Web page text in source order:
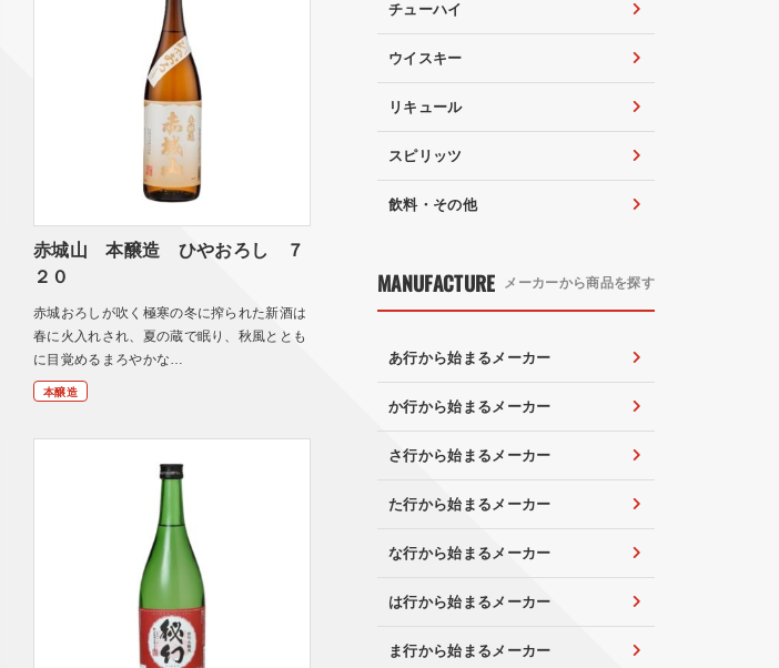
赤城山 本醸造 ひやおろし ７
２０
赤城おろしが吹く極寒の冬に搾られた新酒は
春に火入れされ、夏の蔵で眠り、秋風ととも
に目覚めるまろやかな…
本醸造
チューハイ
ウイスキー
リキュール
スピリッツ
飲料・その他
MANUFACTURE メーカーから商品を探す
あ行から始まるメーカー
か行から始まるメーカー
さ行から始まるメーカー
た行から始まるメーカー
な行から始まるメーカー
は行から始まるメーカー
ま行から始まるメーカー